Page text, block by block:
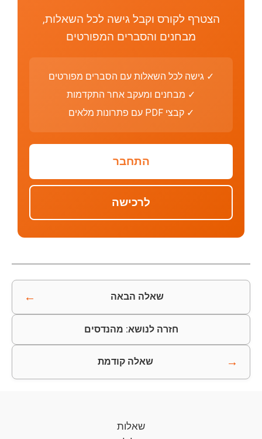
הצטרף לקורס וקבל גישה לכל השאלות,
מבחנים והסברים המפורטים
✓ גישה לכל השאלות עם הסברים מפורטים
✓ מבחנים ומעקב אחר התקדמות
✓ קבצי PDF עם פתרונות מלאים
התחבר
לרכישה
שאלה הבאה ←
חזרה לנושא: מהנדסים
→ שאלה קודמת
שאלות